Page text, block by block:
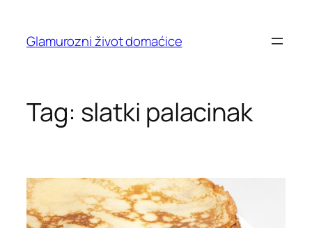
content
Glamurozni život domaćice
Tag: slatki palacinak